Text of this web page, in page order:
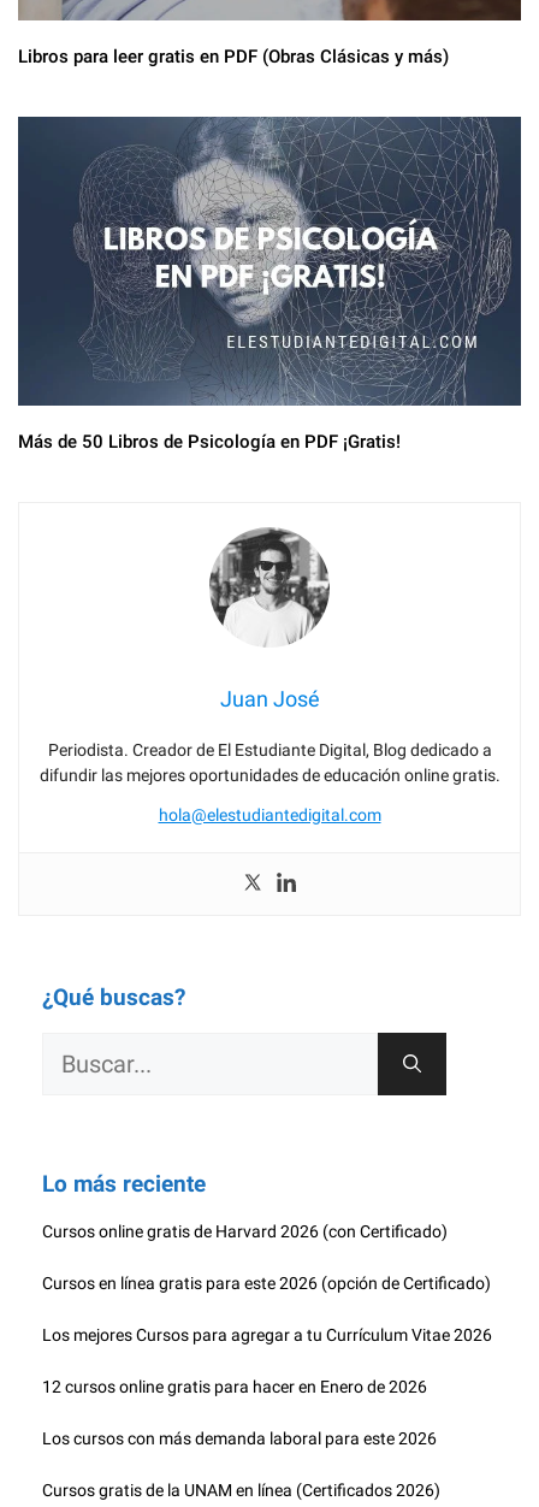
Libros para leer gratis en PDF (Obras Clásicas y más)
Más de 50 Libros de Psicología en PDF ¡Gratis!
Juan José
Periodista. Creador de El Estudiante Digital, Blog dedicado a
difundir las mejores oportunidades de educación online gratis.
hola@elestudiantedigital.com
¿Qué buscas?
Buscar:
Lo más reciente
Cursos online gratis de Harvard 2026 (con Certificado)
Cursos en línea gratis para este 2026 (opción de Certificado)
Los mejores Cursos para agregar a tu Currículum Vitae 2026
12 cursos online gratis para hacer en Enero de 2026
Los cursos con más demanda laboral para este 2026
Cursos gratis de la UNAM en línea (Certificados 2026)